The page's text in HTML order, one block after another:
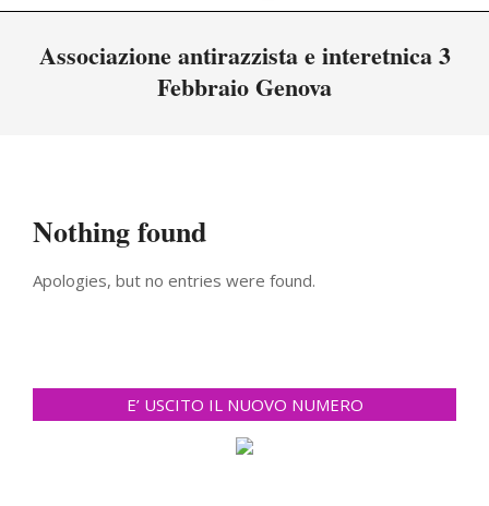
Navigation
Associazione antirazzista e interetnica 3
Febbraio Genova
Nothing found
Apologies, but no entries were found.
E’ USCITO IL NUOVO NUMERO